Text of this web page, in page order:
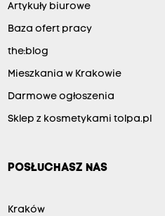
Artykuły biurowe
Baza ofert pracy
the:blog
Mieszkania w Krakowie
Darmowe ogłoszenia
Sklep z kosmetykami tolpa.pl
POSŁUCHASZ NAS
Kraków